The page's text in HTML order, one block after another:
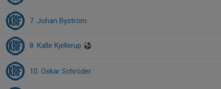
7. Johan Byström
8. Kalle Kjellerup
10. Oskar Schröder